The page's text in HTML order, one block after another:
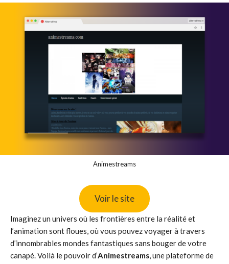
Animestreams
Voir le site
Imaginez un univers où les frontières entre la réalité et
l’animation sont floues, où vous pouvez voyager à travers
d’innombrables mondes fantastiques sans bouger de votre
canapé. Voilà le pouvoir d’Animestreams, une plateforme de